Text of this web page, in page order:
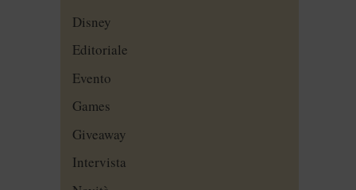
Disney
Editoriale
Evento
Games
Giveaway
Intervista